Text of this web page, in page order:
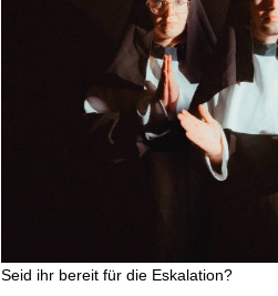
Seid ihr bereit für die Eskalation?